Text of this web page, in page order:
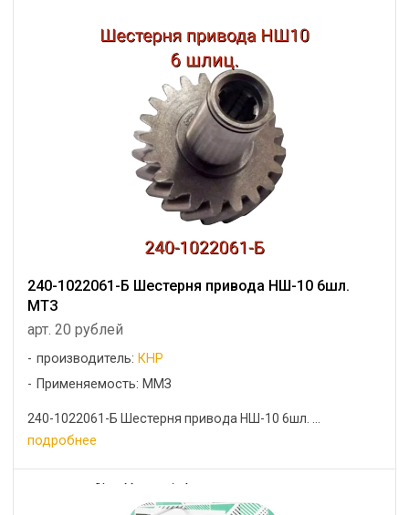
240-1022061-Б Шестерня привода НШ-10 6шл.
МТЗ
арт. 20 рублей
производитель: КНР
Применяемость: ММЗ
240-1022061-Б Шестерня привода НШ-10 6шл. ...
подробнее